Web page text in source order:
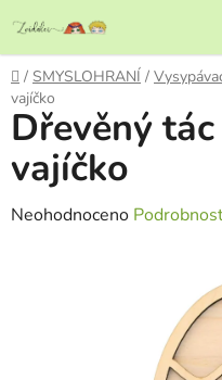
obsah
Domů
/ SMYSLOHRANÍ /
vajíčko
Dřevěný
vajíčko
Průměrné
Neohodnoceno